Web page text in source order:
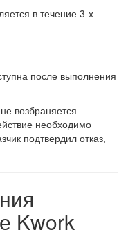
в течение 3-х
после выполнения
возбраняется
необходимо
подтвердил отказ,
Kwork